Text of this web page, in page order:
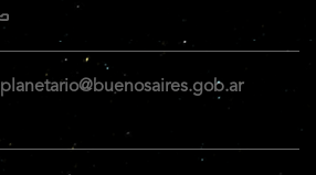
planetario@buenosaires.gob.ar